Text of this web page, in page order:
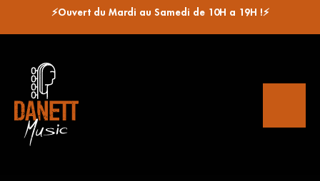
⚡Ouvert du Mardi au Samedi de 10H a 19H !⚡